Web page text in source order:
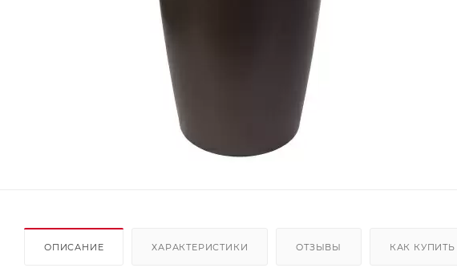
ОПИСАНИЕ ХАРАКТЕРИСТИКИ ОТЗЫВЫ КАК КУПИТЬ